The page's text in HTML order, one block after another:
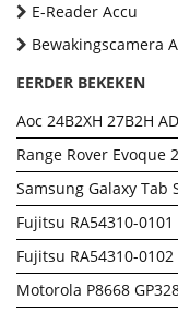
E-Reader Accu
Bewakingscamera
EERDER BEKEKEN
Aoc 24B2XH 27B2H
Range Rover Evoque
Samsung Galaxy Tab
Fujitsu RA54310-0101
Fujitsu RA54310-0102
Motorola P8668